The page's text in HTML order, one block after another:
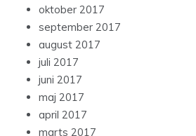
oktober 2017
september 2017
august 2017
juli 2017
juni 2017
maj 2017
april 2017
marts 2017